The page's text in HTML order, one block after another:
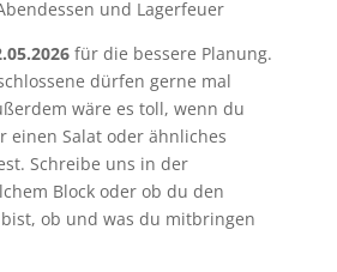
und Lagerfeuer
für die bessere Planung.
dürfen gerne mal
wäre es toll, wenn du
einen Salat oder ähnliches
Schreibe uns in der
Block oder ob du den
ob und was du mitbringen